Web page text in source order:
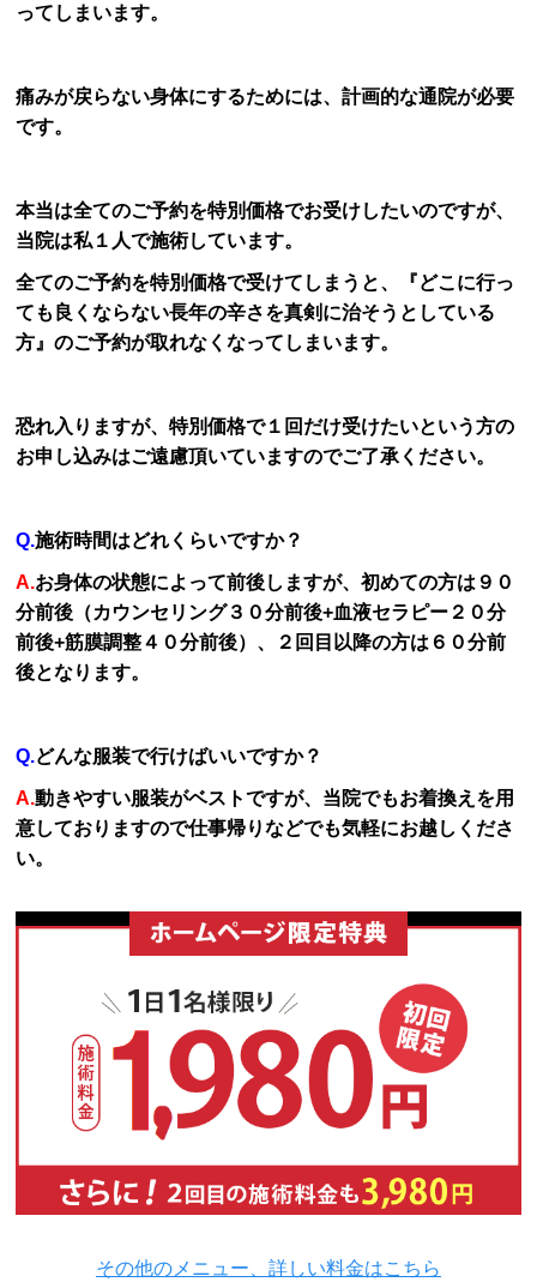
ってしまいます。
痛みが戻らない身体にするためには、計画的な通院が必要
です。
本当は全てのご予約を特別価格でお受けしたいのですが、
当院は私１人で施術しています。
全てのご予約を特別価格で受けてしまうと、『どこに行っ
ても良くならない長年の辛さを真剣に治そうとしている
方』のご予約が取れなくなってしまいます。
恐れ入りますが、特別価格で１回だけ受けたいという方の
お申し込みはご遠慮頂いていますのでご了承ください。
Q.施術時間はどれくらいですか？
A.お身体の状態によって前後しますが、初めての方は９０
分前後（カウンセリング３０分前後+血液セラピー２０分
前後+筋膜調整４０分前後）、２回目以降の方は６０分前
後となります。
Q.どんな服装で行けばいいですか？
A.動きやすい服装がベストですが、当院でもお着換えを用
意しておりますので仕事帰りなどでも気軽にお越しくださ
い。
その他のメニュー、詳しい料金はこちら